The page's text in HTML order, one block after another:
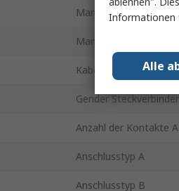
Mantelfarbe
Mantelmaterial
Kabellänge
Gender
Anzahl der Kontakte A
Anschlusstyp A
Anschlusstyp B
Informationen
Alle